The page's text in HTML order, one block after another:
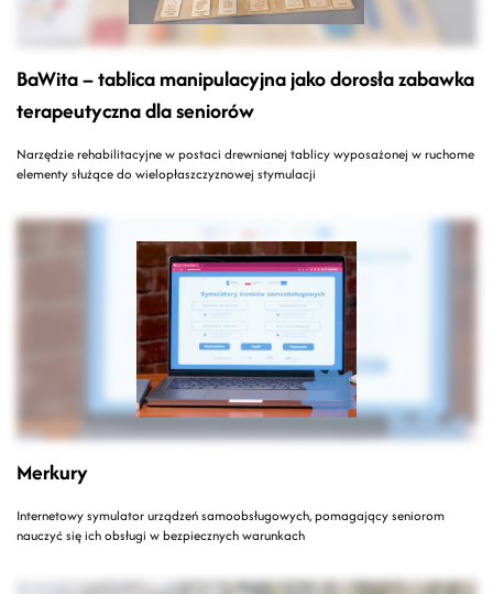
BaWita – tablica manipulacyjna jako dorosła zabawka
terapeutyczna dla seniorów
Narzędzie rehabilitacyjne w postaci drewnianej tablicy wyposażonej w ruchome
elementy służące do wielopłaszczyznowej stymulacji
Merkury
Internetowy symulator urządzeń samoobsługowych, pomagający seniorom
nauczyć się ich obsługi w bezpiecznych warunkach